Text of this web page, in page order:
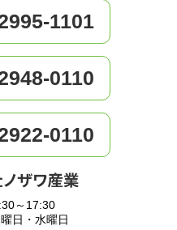
1101
0110
0110
～17:30
日・水曜日